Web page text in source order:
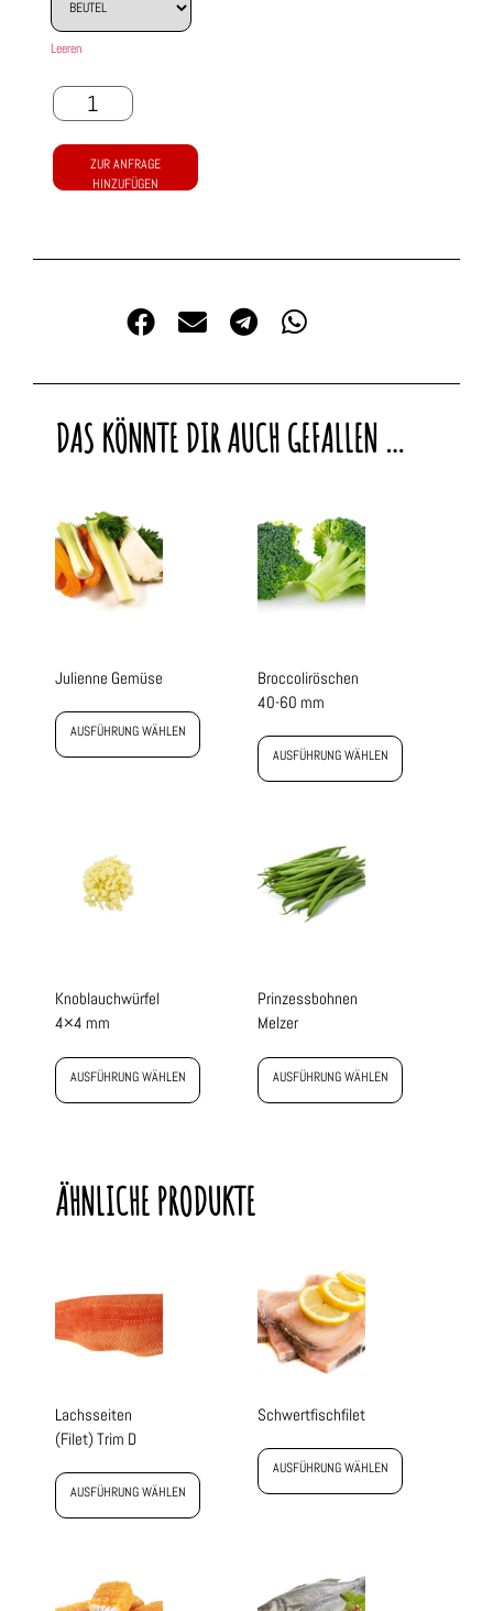
Leeren
ZUR ANFRAGE
HINZUFÜGEN
DAS KÖNNTE DIR AUCH GEFALLEN …
Julienne Gemüse
AUSFÜHRUNG WÄHLEN
Broccoliröschen
40-60 mm
AUSFÜHRUNG WÄHLEN
Knoblauchwürfel
4×4 mm
AUSFÜHRUNG WÄHLEN
Prinzessbohnen
Melzer
AUSFÜHRUNG WÄHLEN
ÄHNLICHE PRODUKTE
Lachsseiten
(Filet) Trim D
AUSFÜHRUNG WÄHLEN
Schwertfischfilet
AUSFÜHRUNG WÄHLEN